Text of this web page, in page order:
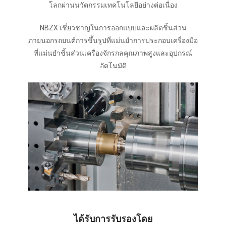
โลกผ่านนวัตกรรมเทคโนโลยีอย่างต่อเนื่อง
NBZX เชี่ยวชาญในการออกแบบและผลิตชิ้นส่วน
ภายนอกรถยนต์การขึ้นรูปที่แม่นยำการประกอบเครื่องมือ
ที่แม่นยำชิ้นส่วนเครื่องจักรกลคุณภาพสูงและอุปกรณ์
อัตโนมัติ
ได้รับการรับรองโดย